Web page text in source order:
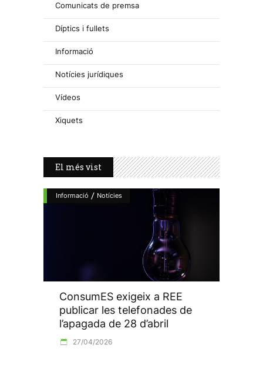
Comunicats de premsa
Díptics i fullets
Informació
Notícies jurídiques
Vídeos
Xiquets
El més vist
Informació / Notícies
ConsumES exigeix a REE
publicar les telefonades de
l’apagada de 28 d’abril
27/04/2026